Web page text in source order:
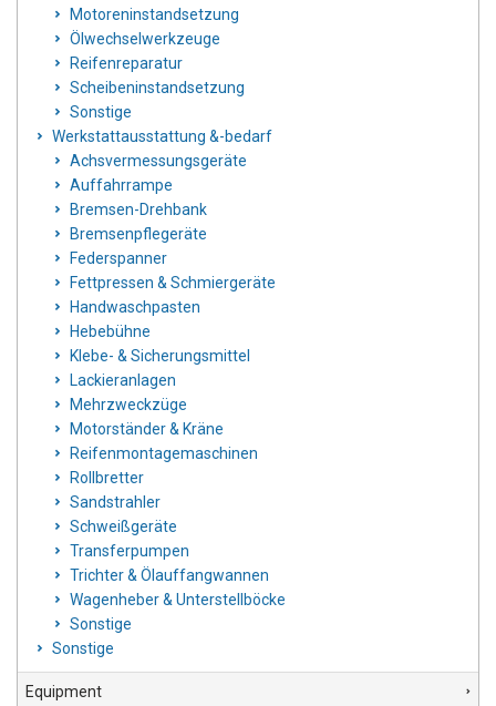
Motoreninstandsetzung
Ölwechselwerkzeuge
Reifenreparatur
Scheibeninstandsetzung
Sonstige
Werkstattausstattung &-bedarf
Achsvermessungsgeräte
Auffahrrampe
Bremsen-Drehbank
Bremsenpflegeräte
Federspanner
Fettpressen & Schmiergeräte
Handwaschpasten
Hebebühne
Klebe- & Sicherungsmittel
Lackieranlagen
Mehrzweckzüge
Motorständer & Kräne
Reifenmontagemaschinen
Rollbretter
Sandstrahler
Schweißgeräte
Transferpumpen
Trichter & Ölauffangwannen
Wagenheber & Unterstellböcke
Sonstige
Sonstige
Equipment